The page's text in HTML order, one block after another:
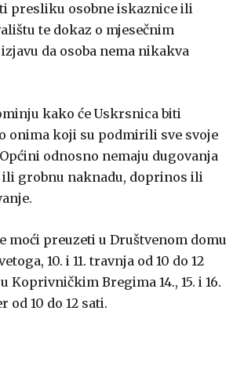
presliku osobne iskaznice ili
te dokaz o mjesečnim
da osoba nema nikakva
kako će Uskrsnica biti
onima koji su podmirili sve svoje
odnosno nemaju dugovanja
grobnu naknadu, doprinos ili
moći preuzeti u Društvenom domu
10. i 11. travnja od 10 do 12
Koprivničkim Bregima 14., 15. i 16.
od 10 do 12 sati.